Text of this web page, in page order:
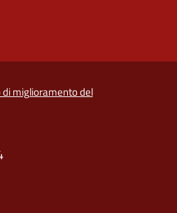
di miglioramento del